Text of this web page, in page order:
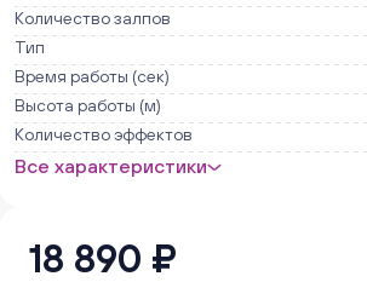
Количество залпов
Тип
Время работы (сек)
Высота работы (м)
Количество эффектов
Все характеристики
18 890 ₽